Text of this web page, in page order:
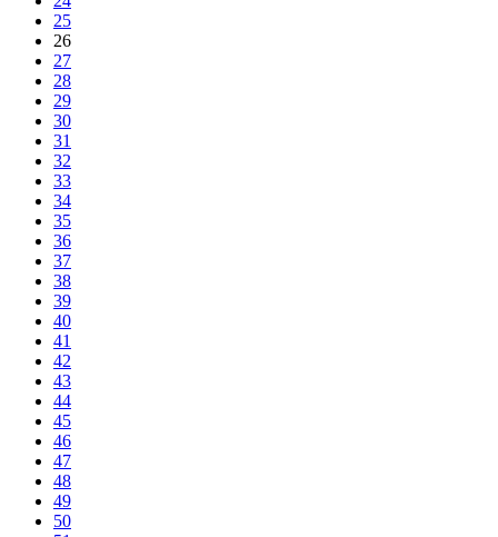
25
26
27
28
29
30
31
32
33
34
35
36
37
38
39
40
41
42
43
44
45
46
47
48
49
50